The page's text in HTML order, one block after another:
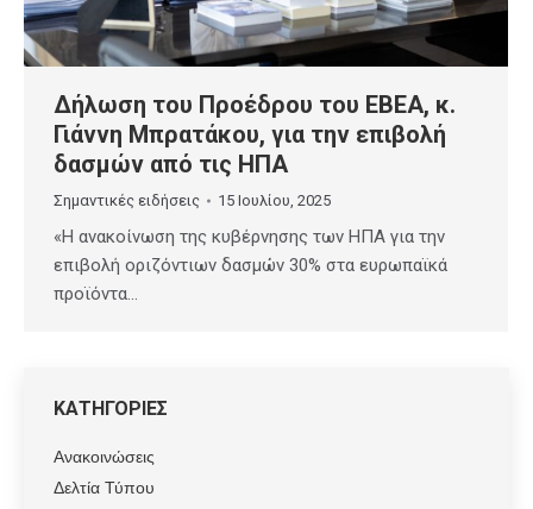
Δήλωση του Προέδρου του ΕΒΕΑ, κ.
Γιάννη Μπρατάκου, για την επιβολή
δασμών από τις ΗΠΑ
Σημαντικές ειδήσεις 15 Ιουλίου, 2025
«Η ανακοίνωση της κυβέρνησης των ΗΠΑ για την
επιβολή οριζόντιων δασμών 30% στα ευρωπαϊκά
προϊόντα…
ΚΑΤΗΓΟΡΙΕΣ
Ανακοινώσεις
Δελτία Τύπου